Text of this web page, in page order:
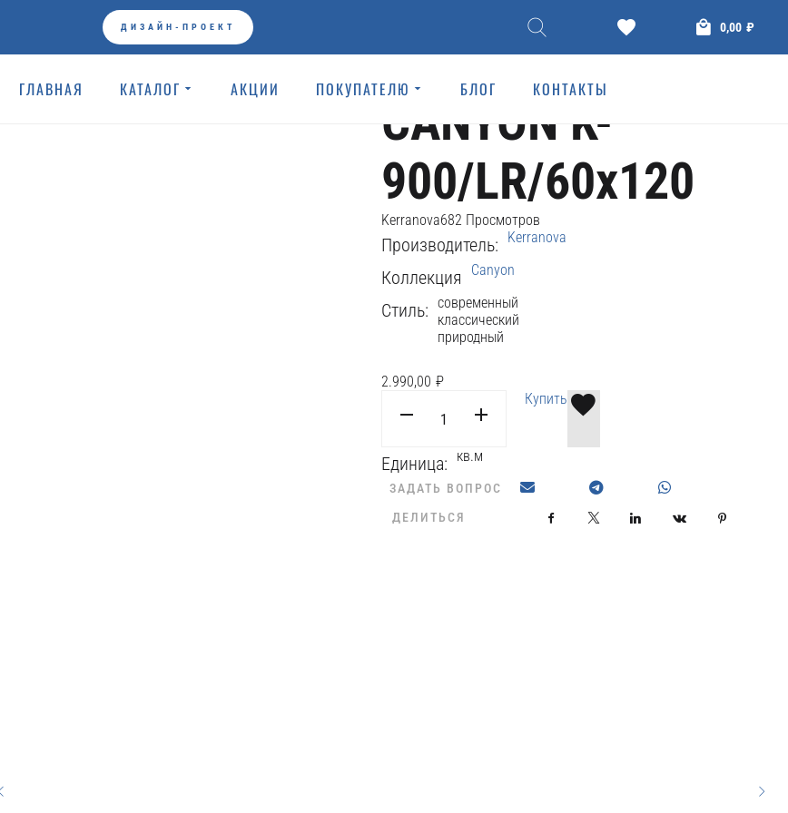
ДИЗАЙН-ПРОЕКТ ₽
0,00
ГЛАВНАЯ КАТАЛОГ АКЦИИ ПОКУПАТЕЛЮ БЛОГ КОНТАКТЫ
KERRANOVA КЕРАМОГРАНИТ
КЕРАМОГРАНИТ
CANYON K-
900/LR/60x120
Kerranova682 Просмотров
Производитель: Kerranova
Коллекция Canyon
Стиль: современный
классический
природный
₽
2.990,00
Купить
Единица: кв.м
ЗАДАТЬ ВОПРОС
ДЕЛИТЬСЯ
Facebook LinkedIn VKontakte
КЕРАМОГРАНИТ CANYON K-905/LR/60x120
КЕРАМОГРАНИТ CANYON K-900/LR/60x120
КЕРАМОГРАНИТ CANYON K-905/60x60